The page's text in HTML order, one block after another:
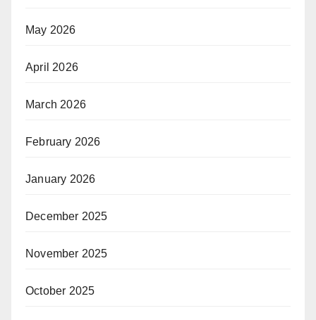
May 2026
April 2026
March 2026
February 2026
January 2026
December 2025
November 2025
October 2025